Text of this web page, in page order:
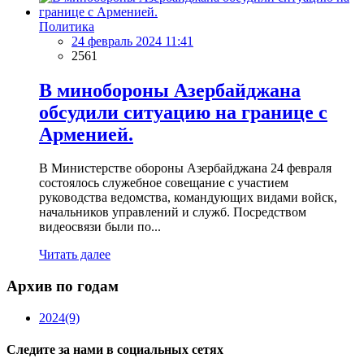
Политика
24 февраль 2024 11:41
2561
В минобороны Азербайджана
обсудили ситуацию на границе с
Арменией.
В Министерстве обороны Азербайджана 24 февраля
состоялось служебное совещание с участием
руководства ведомства, командующих видами войск,
начальников управлений и служб. Посредством
видеосвязи были по...
Читать далее
Архив по годам
2024(9)
Следите за нами в социальных сетях